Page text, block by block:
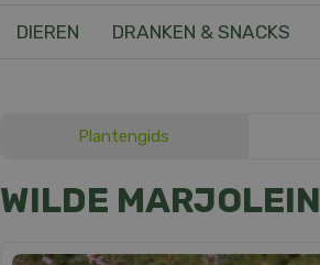
DIEREN DRANKEN & SNACKS
Plantengids
WILDE MARJOLEIN